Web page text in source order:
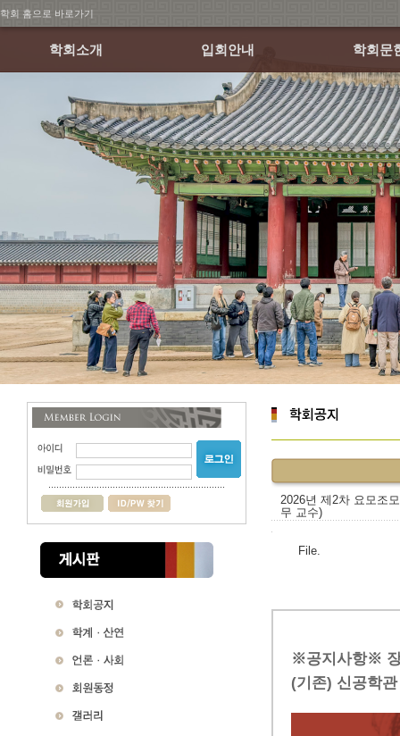
학회 홈으로 바로가기
학회소개
연혁
조직
정관 및 규정
입회안내
회원가입 안내
회비납부 안내
학회문
학술발표
월례학술세
논문집
소식지